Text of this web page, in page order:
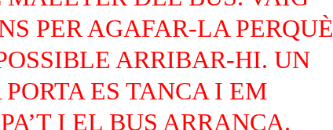
PER AGAFAR-LA PERQUÈ
ARRIBAR-HI. UN
ES TANCA I EM
I EL BUS ARRANCA.